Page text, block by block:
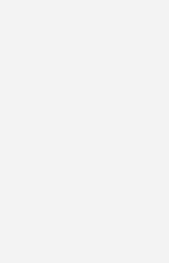
Alleine
aus diesen
durch
mit
Auswirkungen der
besondere Rolle